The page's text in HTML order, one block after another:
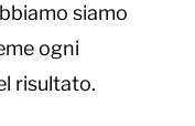
siamo
ogni
risultato.